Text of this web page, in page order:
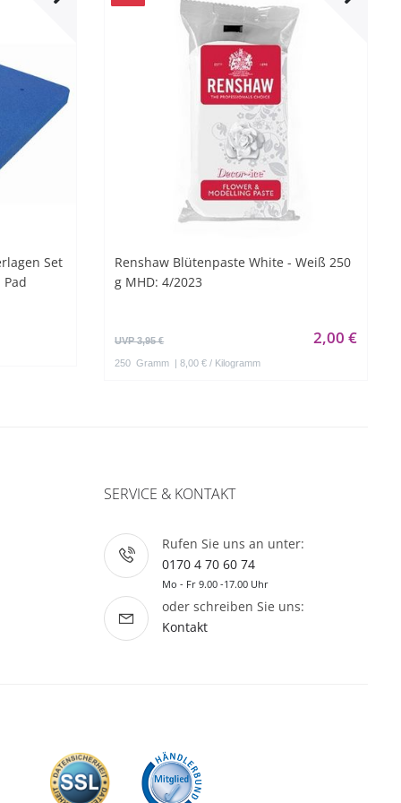
Set
Renshaw Blütenpaste White - Weiß 250
g MHD: 4/2023
UVP 3,95 € 2,00 €
250 Gramm | 8,00 € / Kilogramm
SERVICE & KONTAKT
Rufen Sie uns an unter:
0170 4 70 60 74
Mo - Fr 9.00 -17.00 Uhr
oder schreiben Sie uns:
Kontakt